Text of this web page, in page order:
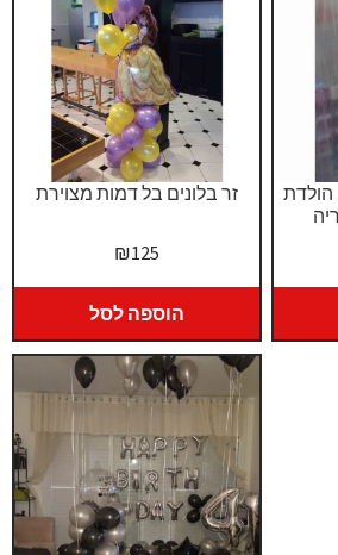
זר בלונים בל דמות מצוירת
₪125
הוספה לסל
הולדת